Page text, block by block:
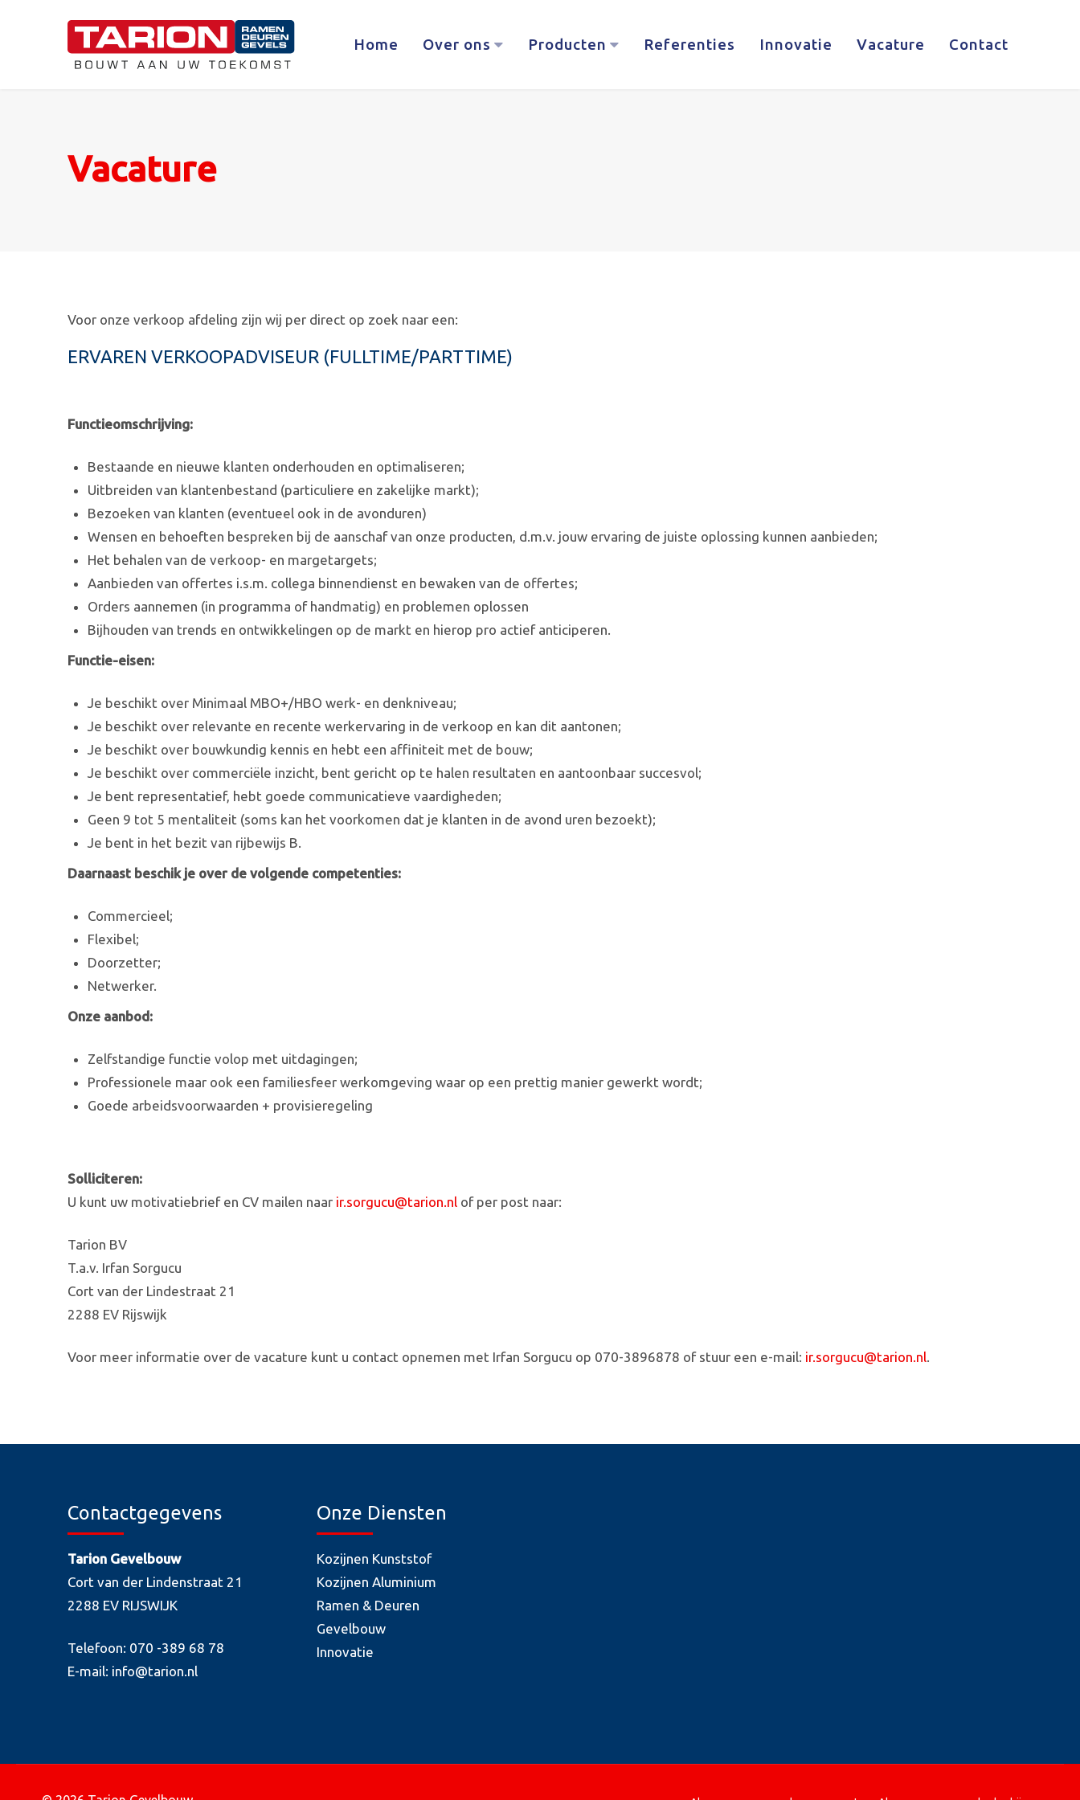
Home Over ons Producten Referenties Innovatie Vacature Contact
Vacature
Voor onze verkoop afdeling zijn wij per direct op zoek naar een:
ERVAREN VERKOOPADVISEUR (FULLTIME/PARTTIME)
Functieomschrijving:
Bestaande en nieuwe klanten onderhouden en optimaliseren;
Uitbreiden van klantenbestand (particuliere en zakelijke markt);
Bezoeken van klanten (eventueel ook in de avonduren)
Wensen en behoeften bespreken bij de aanschaf van onze producten, d.m.v. jouw ervaring de juiste oplossing kunnen aanbieden;
Het behalen van de verkoop- en margetargets;
Aanbieden van offertes i.s.m. collega binnendienst en bewaken van de offertes;
Orders aannemen (in programma of handmatig) en problemen oplossen
Bijhouden van trends en ontwikkelingen op de markt en hierop pro actief anticiperen.
Functie-eisen:
Je beschikt over Minimaal MBO+/HBO werk- en denkniveau;
Je beschikt over relevante en recente werkervaring in de verkoop en kan dit aantonen;
Je beschikt over bouwkundig kennis en hebt een affiniteit met de bouw;
Je beschikt over commerciële inzicht, bent gericht op te halen resultaten en aantoonbaar succesvol;
Je bent representatief, hebt goede communicatieve vaardigheden;
Geen 9 tot 5 mentaliteit (soms kan het voorkomen dat je klanten in de avond uren bezoekt);
Je bent in het bezit van rijbewijs B.
Daarnaast beschik je over de volgende competenties:
Commercieel;
Flexibel;
Doorzetter;
Netwerker.
Onze aanbod:
Zelfstandige functie volop met uitdagingen;
Professionele maar ook een familiesfeer werkomgeving waar op een prettig manier gewerkt wordt;
Goede arbeidsvoorwaarden + provisieregeling
Solliciteren:
U kunt uw motivatiebrief en CV mailen naar ir.sorgucu@tarion.nl of per post naar:
Tarion BV
T.a.v. Irfan Sorgucu
Cort van der Lindestraat 21
2288 EV Rijswijk
Voor meer informatie over de vacature kunt u contact opnemen met Irfan Sorgucu op 070-3896878 of stuur een e-mail: ir.sorgucu@tarion.nl.
Contactgegevens
Tarion Gevelbouw
Cort van der Lindenstraat 21
2288 EV RIJSWIJK
Telefoon: 070 -389 68 78
E-mail: info@tarion.nl
Onze Diensten
Kozijnen Kunststof
Kozijnen Aluminium
Ramen & Deuren
Gevelbouw
Innovatie